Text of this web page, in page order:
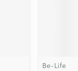
Be-Life